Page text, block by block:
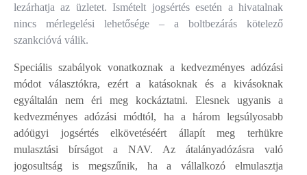
lezárhatja az üzletet. Ismételt jogsértés esetén a hivatalnak
nincs mérlegelési lehetősége – a boltbezárás kötelező
szankcióvá válik.
Speciális szabályok vonatkoznak a kedvezményes adózási
módot választókra, ezért a katásoknak és a kivásoknak
egyáltalán nem éri meg kockáztatni. Elesnek ugyanis a
kedvezményes adózási módtól, ha a három legsúlyosabb
adóügyi jogsértés elkövetéséért állapít meg terhükre
mulasztási bírságot a NAV. Az átalányadózásra való
jogosultság is megszűnik, ha a vállalkozó elmulasztja